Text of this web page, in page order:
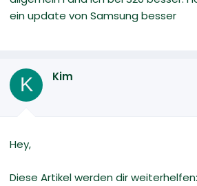
ein update von Samsung besser
K Kim
Hey,
Diese Artikel werden dir weiterhelfen: